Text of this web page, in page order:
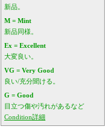
新品。
M = Mint
新品同様。
Ex = Excellent
大変良い。
VG = Very Good
良い/充分聞ける。
G = Good
目立つ傷や汚れがあるなど
Condition詳細